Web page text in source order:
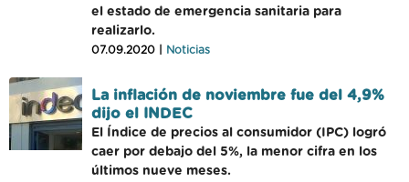
el estado de emergencia sanitaria para
realizarlo.
07.09.2020 | Noticias
La inflación de noviembre fue del 4,9%
dijo el INDEC
El Índice de precios al consumidor (IPC) logró
caer por debajo del 5%, la menor cifra en los
últimos nueve meses.